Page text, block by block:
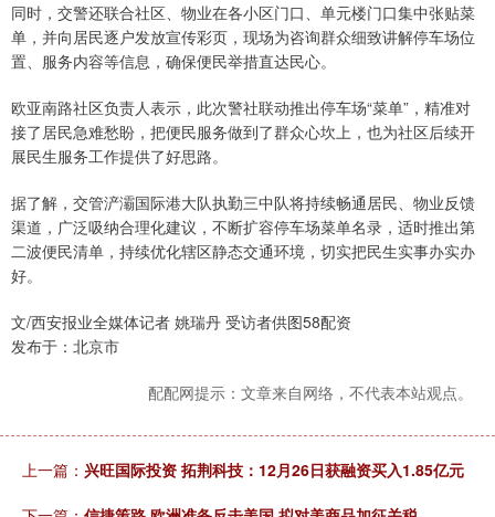
同时，交警还联合社区、物业在各小区门口、单元楼门口集中张贴菜
单，并向居民逐户发放宣传彩页，现场为咨询群众细致讲解停车场位
置、服务内容等信息，确保便民举措直达民心。
欧亚南路社区负责人表示，此次警社联动推出停车场“菜单”，精准对
接了居民急难愁盼，把便民服务做到了群众心坎上，也为社区后续开
展民生服务工作提供了好思路。
据了解，交管浐灞国际港大队执勤三中队将持续畅通居民、物业反馈
渠道，广泛吸纳合理化建议，不断扩容停车场菜单名录，适时推出第
二波便民清单，持续优化辖区静态交通环境，切实把民生实事办实办
好。
文/西安报业全媒体记者 姚瑞丹 受访者供图58配资
发布于：北京市
配配网提示：文章来自网络，不代表本站观点。
上一篇： 兴旺国际投资 拓荆科技：12月26日获融资买入1.85亿元